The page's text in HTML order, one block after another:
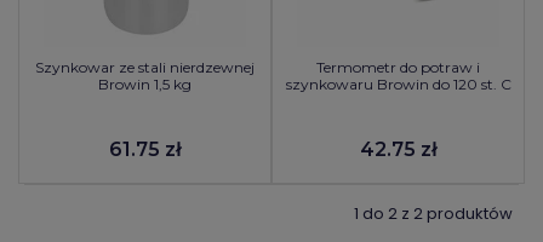
Szynkowar ze stali nierdzewnej
Browin 1,5 kg
61.75 zł
Termometr do potraw i
szynkowaru Browin do 120 st. C
42.75 zł
1 do 2 z 2 produktów